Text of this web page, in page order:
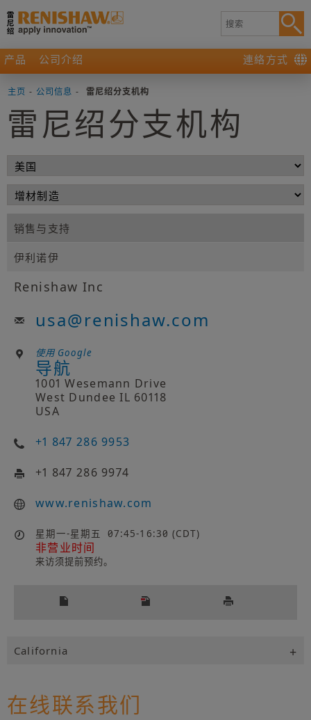
产品 公司介绍 連絡方式
主页 - 公司信息 - 雷尼绍分支机构
雷尼绍分支机构
销售与支持
伊利诺伊
Renishaw Inc
usa@renishaw.com
使用 Google
导航
1001 Wesemann Drive
West Dundee IL 60118
USA
+1 847 286 9953
+1 847 286 9974
www.renishaw.com
星期一-星期五 07:45-16:30 (CDT)
非营业时间
来访须提前预约。
California
在线联系我们